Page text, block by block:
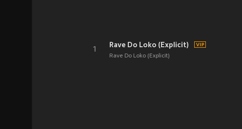
1
Rave Do Loko (Explicit)
Rave Do Loko (Explicit)